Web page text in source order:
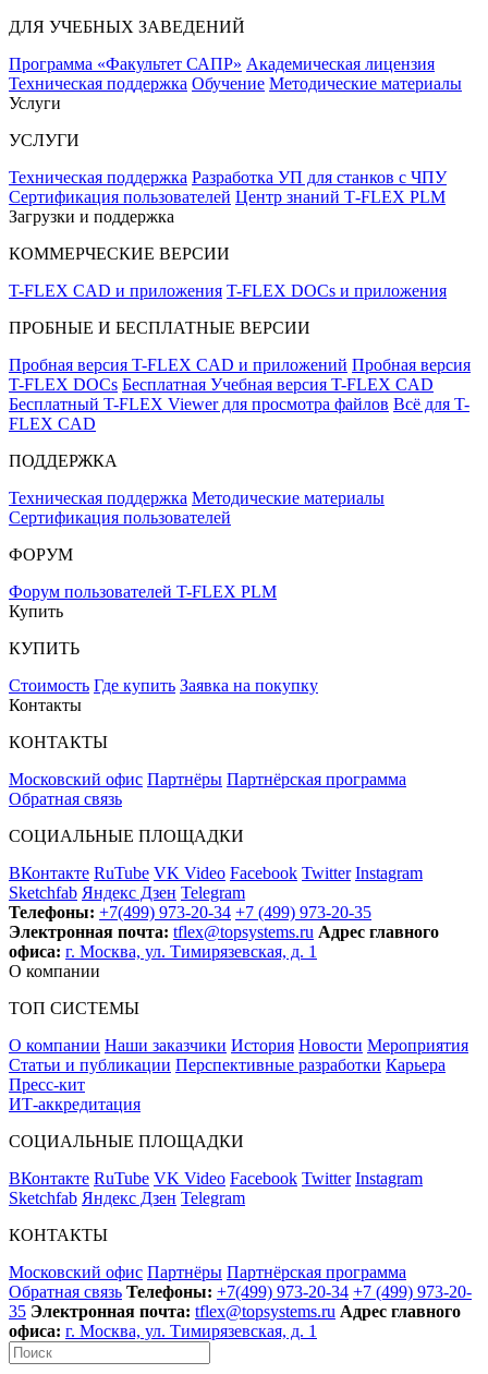
ДЛЯ УЧЕБНЫХ ЗАВЕДЕНИЙ
Программа «Факультет САПР» Академическая лицензия
Техническая поддержка Обучение Методические материалы
Услуги
УСЛУГИ
Техническая поддержка Разработка УП для станков с ЧПУ
Сертификация пользователей Центр знаний T‑FLEX PLM
Загрузки и поддержка
КОММЕРЧЕСКИЕ ВЕРСИИ
T-FLEX CAD и приложения T-FLEX DOCs и приложения
ПРОБНЫЕ И БЕСПЛАТНЫЕ ВЕРСИИ
Пробная версия T-FLEX CAD и приложений Пробная версия
T-FLEX DOCs Бесплатная Учебная версия T-FLEX CAD
Бесплатный T-FLEX Viewer для просмотра файлов Всё для T-
FLEX CAD
ПОДДЕРЖКА
Техническая поддержка Методические материалы
Сертификация пользователей
ФОРУМ
Форум пользователей T-FLEX PLM
Купить
КУПИТЬ
Стоимость Где купить Заявка на покупку
Контакты
КОНТАКТЫ
Московский офис Партнёры Партнёрская программа
Обратная связь
СОЦИАЛЬНЫЕ ПЛОЩАДКИ
ВКонтакте RuTube VK Video Facebook Twitter Instagram
Sketchfab Яндекс Дзен Telegram
Телефоны: +7(499) 973-20-34 +7 (499) 973-20-35
Электронная почта: tflex@topsystems.ru Адрес главного
офиса: г. Москва, ул. Тимирязевская, д. 1
О компании
ТОП СИСТЕМЫ
О компании Наши заказчики История Новости Мероприятия
Статьи и публикации Перспективные разработки Карьера
Пресс-кит
ИТ-аккредитация
СОЦИАЛЬНЫЕ ПЛОЩАДКИ
ВКонтакте RuTube VK Video Facebook Twitter Instagram
Sketchfab Яндекс Дзен Telegram
КОНТАКТЫ
Московский офис Партнёры Партнёрская программа
Обратная связь Телефоны: +7(499) 973-20-34 +7 (499) 973-20-
35 Электронная почта: tflex@topsystems.ru Адрес главного
офиса: г. Москва, ул. Тимирязевская, д. 1